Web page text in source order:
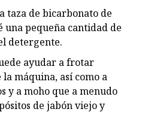
taza de bicarbonato de
una pequeña cantidad de
detergente.
ayudar a frotar
máquina, así como a
y a moho que a menudo
de jabón viejo y